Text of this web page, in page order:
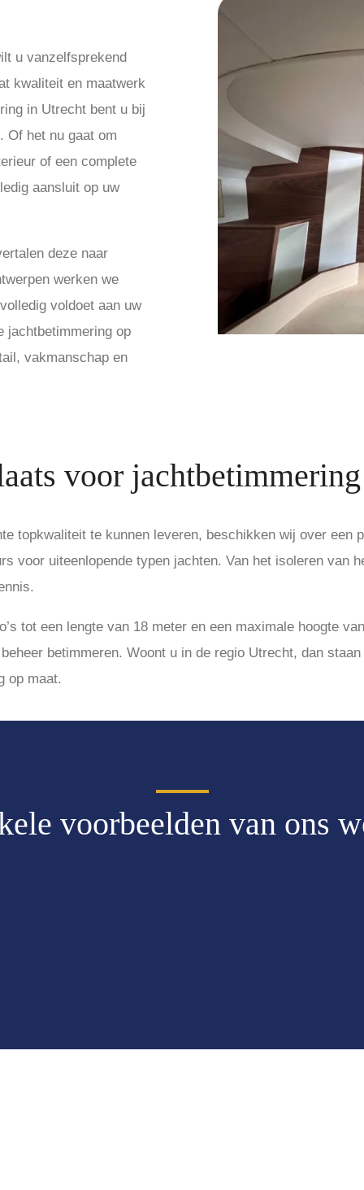
u vanzelfsprekend
kwaliteit en maatwerk
in Utrecht bent u bij
Of het nu gaat om
of een complete
aansluit op uw
deze naar
werken we
voldoet aan uw
jachtbetimmering op
vakmanschap en
voor jachtbetimmering
topkwaliteit te kunnen leveren, beschikken wij over een
voor uiteenlopende typen jachten. Van het isoleren van
tot een lengte van 18 meter en een maximale hoogte
betimmeren. Woont u in de regio Utrecht, dan
op maat.
voorbeelden van ons